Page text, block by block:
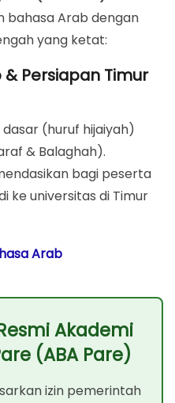
bahasa Arab dengan
yang ketat:
& Persiapan Timur
(huruf hijaiyah)
& Balaghah).
bagi peserta
ke universitas di Timur
Arab
Akademi
(ABA Pare)
izin pemerintah